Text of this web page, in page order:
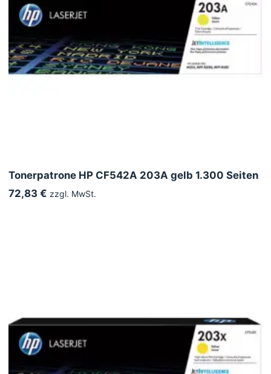
Tonerpatrone HP CF542A 203A gelb 1.300 Seiten
72,83 € zzgl. MwSt.